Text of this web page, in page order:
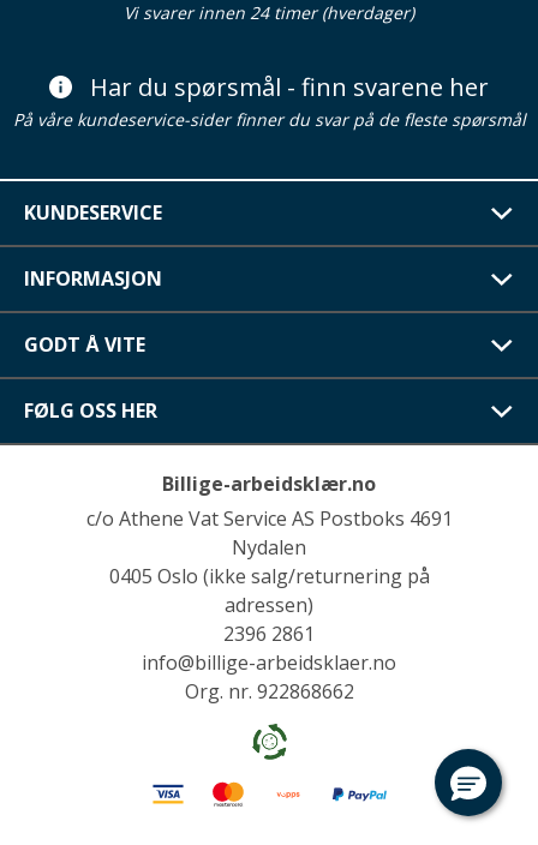
Vi svarer innen 24 timer (hverdager)
Har du spørsmål - finn svarene her
På våre kundeservice-sider finner du svar på de fleste spørsmål
KUNDESERVICE
INFORMASJON
GODT Å VITE
FØLG OSS HER
Billige-arbeidsklær.no
c/o Athene Vat Service AS Postboks 4691
Nydalen
0405 Oslo (ikke salg/returnering på
adressen)
2396 2861
info@billige-arbeidsklaer.no
Org. nr. 922868662